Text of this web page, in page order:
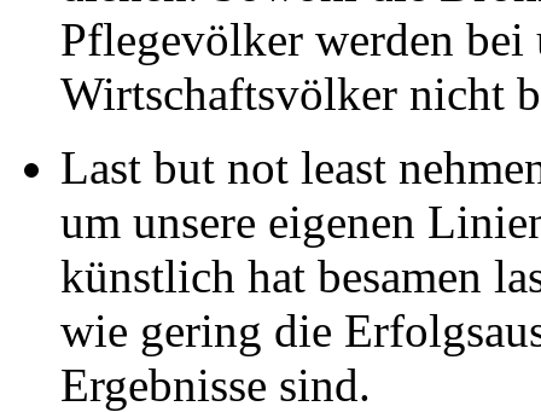
Pflegevölker werden bei
Wirtschaftsvölker nicht
Last but not least
um unsere eigenen
künstlich hat besamen
wie gering die
Ergebnisse sind.